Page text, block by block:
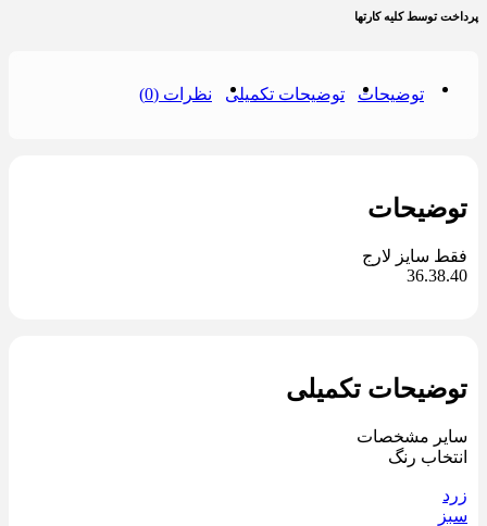
پرداخت توسط کلیه کارتها
توضیحات توضیحات تکمیلی نظرات (0)
توضیحات
فقط سایز لارج
36.38.40
توضیحات تکمیلی
سایر مشخصات
انتخاب رنگ
زرد
سبز